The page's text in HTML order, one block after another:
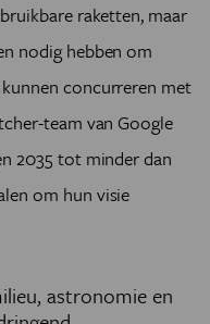
raketten, maar
nodig hebben om
concurreren met
team van Google
2035 tot minder dan
om hun visie
astronomie en